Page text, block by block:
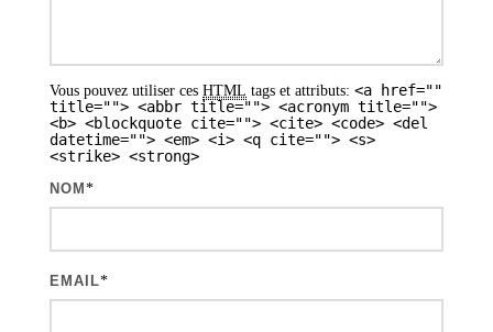
Vous pouvez utiliser ces HTML tags et attributs: <a href=""
title=""> <abbr title=""> <acronym title="">
<b> <blockquote cite=""> <cite> <code> <del
datetime=""> <em> <i> <q cite=""> <s>
<strike> <strong>
NOM *
EMAIL*